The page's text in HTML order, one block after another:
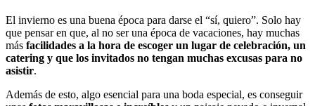
El invierno es una buena época para darse el “sí, quiero”. Solo hay
que pensar en que, al no ser una época de vacaciones, hay muchas
más facilidades a la hora de escoger un lugar de celebración, un
catering y que los invitados no tengan muchas excusas para no
asistir.
Además de esto, algo esencial para una boda especial, es conseguir